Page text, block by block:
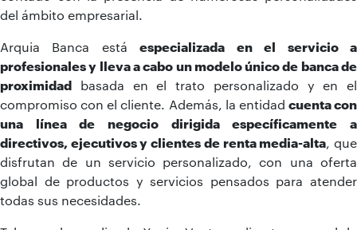
del ámbito empresarial.
Arquia Banca estáespecializada en el servicio a
profesionales y lleva a cabo un modelo único de banca de
proximidad basada en el trato personalizado y en el
compromiso con el cliente. Además, la entidad cuenta con
una línea de negocio dirigida específicamente a
directivos, ejecutivos y clientes de renta media-alta , que
disfrutan de un servicio personalizado, con una oferta
global de productos y servicios pensados para atender
todas sus necesidades.